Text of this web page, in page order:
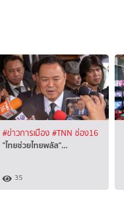
#ข่าวการเมือง#TNN ช่อง16
"ไทยช่วยไทยพลัส"…
35